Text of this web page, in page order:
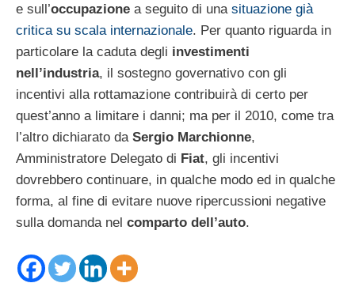
e sull’occupazione a seguito di una situazione già
critica su scala internazionale. Per quanto riguarda in
particolare la caduta degli investimenti
nell’industria, il sostegno governativo con gli
incentivi alla rottamazione contribuirà di certo per
quest’anno a limitare i danni; ma per il 2010, come tra
l’altro dichiarato da Sergio Marchionne,
Amministratore Delegato di Fiat, gli incentivi
dovrebbero continuare, in qualche modo ed in qualche
forma, al fine di evitare nuove ripercussioni negative
sulla domanda nel comparto dell’auto.